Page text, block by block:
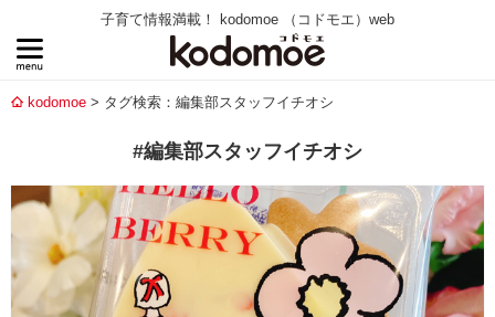
子育て情報満載！ kodomoe （コドモエ）web
kodomoe タグ検索：編集部スタッフイチオシ
#編集部スタッフイチオシ